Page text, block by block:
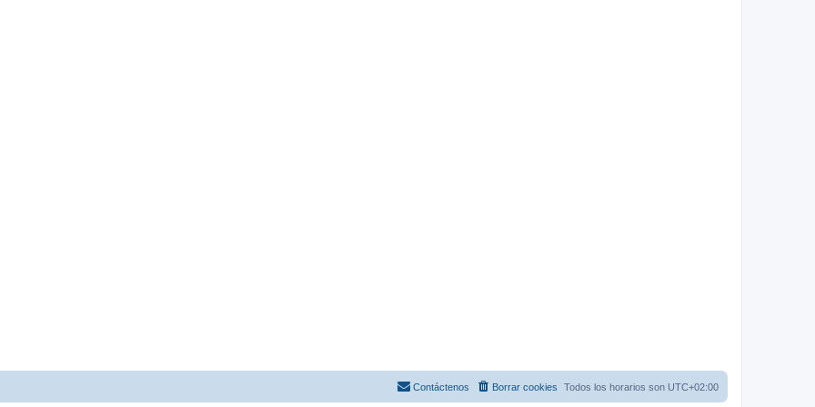
Todos los horarios son UTC+02:00
Borrar cookies
Contáctenos